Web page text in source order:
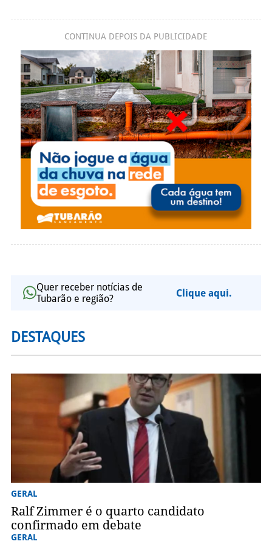
CONTINUA DEPOIS DA PUBLICIDADE
Quer receber notícias de
Tubarão e região?
Clique aqui.
DESTAQUES
GERAL
Ralf Zimmer é o quarto candidato
confirmado em debate
GERAL